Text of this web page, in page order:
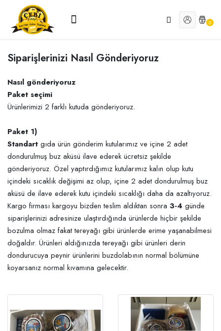
0
Siparişlerinizi Nasıl Gönderiyoruz
Nasıl gönderiyoruz
Paket seçimi
Ürünlerimizi 2 farklı kutuda gönderiyoruz.
Paket 1)
Standart gıda ürün gönderim kutularımız ve içine 2 adet
dondurulmuş buz aküsü ilave ederek ücretsiz şekilde
gönderiyoruz. Özel yaptırdığımız kutularımız kalın olup kutu
içindeki sıcaklık değişimi az olup, içine 2 adet dondurulmuş buz
aküsü de ilave ederek kutu içindeki sıcaklığı daha da azaltıyoruz.
Kargo firması kargoyu bizden teslim aldıktan sonra 3-4 günde
siparişlerinizi adresinize ulaştırdığında ürünlerde hiçbir şekilde
bozulma olmaz fakat tereyağı gibi ürünlerde erime yaşanabilmesi
doğaldır. Ürünleri aldığınızda tereyağı gibi ürünleri derin
dondurucuya peynir ürünlerini buzdolabının normal bölümüne
koyarsanız normal kıvamına gelecektir.